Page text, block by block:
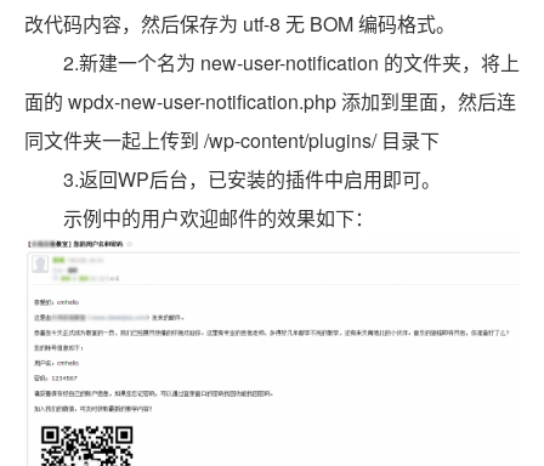
改代码内容，然后保存为 utf-8 无 BOM 编码格式。
2.新建一个名为 new-user-notification 的文件夹，将上
面的 wpdx-new-user-notification.php 添加到里面，然后连
同文件夹一起上传到 /wp-content/plugins/ 目录下
3.返回WP后台，已安装的插件中启用即可。
示例中的用户欢迎邮件的效果如下：